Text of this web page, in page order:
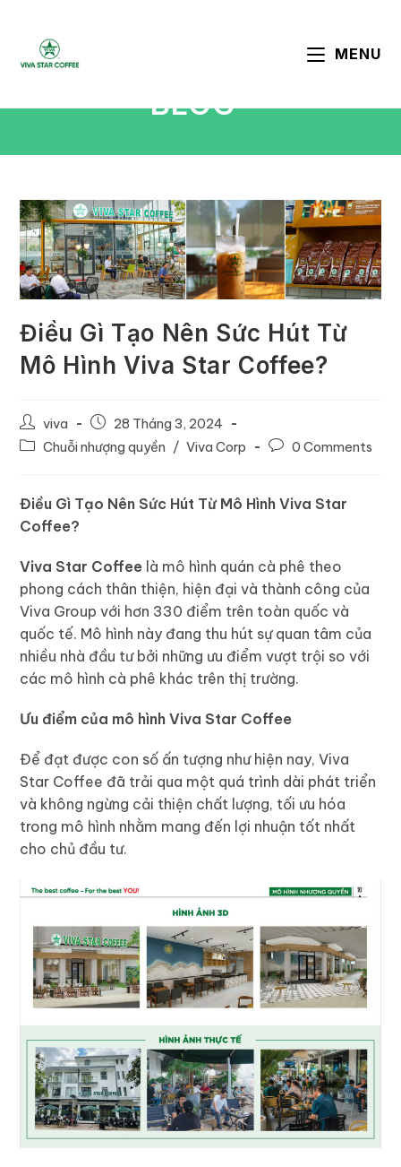
MENU
BLOG
Điều Gì Tạo Nên Sức Hút Từ
Mô Hình Viva Star Coffee?
viva
28 Tháng 3, 2024
Chuỗi nhượng quyền / Viva Corp 0 Comments
Điều Gì Tạo Nên Sức Hút Từ Mô Hình Viva Star
Coffee?
Viva Star Coffee là mô hình quán cà phê theo
phong cách thân thiện, hiện đại và thành công của
Viva Group với hơn 330 điểm trên toàn quốc và
quốc tế. Mô hình này đang thu hút sự quan tâm của
nhiều nhà đầu tư bởi những ưu điểm vượt trội so với
các mô hình cà phê khác trên thị trường.
Ưu điểm của mô hình Viva Star Coffee
Để đạt được con số ấn tượng như hiện nay, Viva
Star Coffee đã trải qua một quá trình dài phát triển
và không ngừng cải thiện chất lượng, tối ưu hóa
trong mô hình nhằm mang đến lợi nhuận tốt nhất
cho chủ đầu tư.